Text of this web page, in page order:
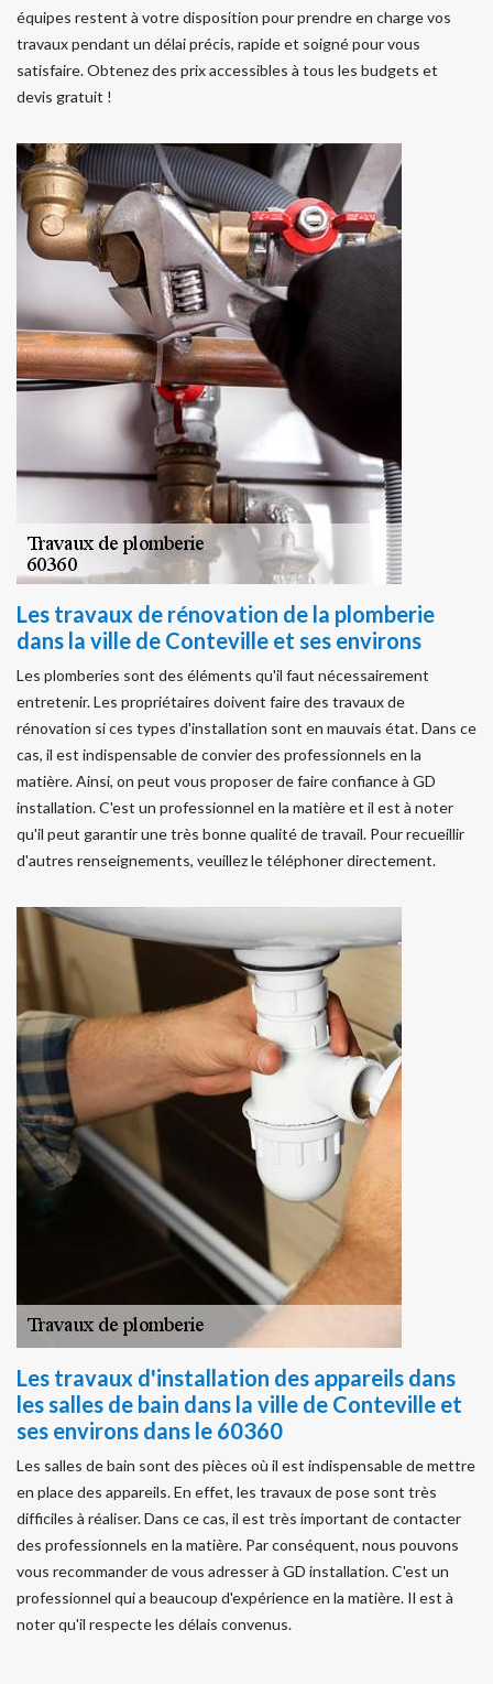
équipes restent à votre disposition pour prendre en charge vos
travaux pendant un délai précis, rapide et soigné pour vous
satisfaire. Obtenez des prix accessibles à tous les budgets et
devis gratuit !
Les travaux de rénovation de la plomberie
dans la ville de Conteville et ses environs
Les plomberies sont des éléments qu'il faut nécessairement
entretenir. Les propriétaires doivent faire des travaux de
rénovation si ces types d'installation sont en mauvais état. Dans ce
cas, il est indispensable de convier des professionnels en la
matière. Ainsi, on peut vous proposer de faire confiance à GD
installation. C'est un professionnel en la matière et il est à noter
qu'il peut garantir une très bonne qualité de travail. Pour recueillir
d'autres renseignements, veuillez le téléphoner directement.
Les travaux d'installation des appareils dans
les salles de bain dans la ville de Conteville et
ses environs dans le 60360
Les salles de bain sont des pièces où il est indispensable de mettre
en place des appareils. En effet, les travaux de pose sont très
difficiles à réaliser. Dans ce cas, il est très important de contacter
des professionnels en la matière. Par conséquent, nous pouvons
vous recommander de vous adresser à GD installation. C'est un
professionnel qui a beaucoup d'expérience en la matière. Il est à
noter qu'il respecte les délais convenus.